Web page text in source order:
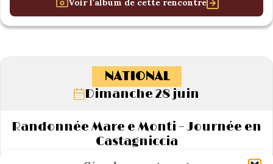
Voir l'album de cette rencontre
NATIONAL
Dimanche 28 juin
Randonnée Mare e Monti – Journée en
Castagniccia